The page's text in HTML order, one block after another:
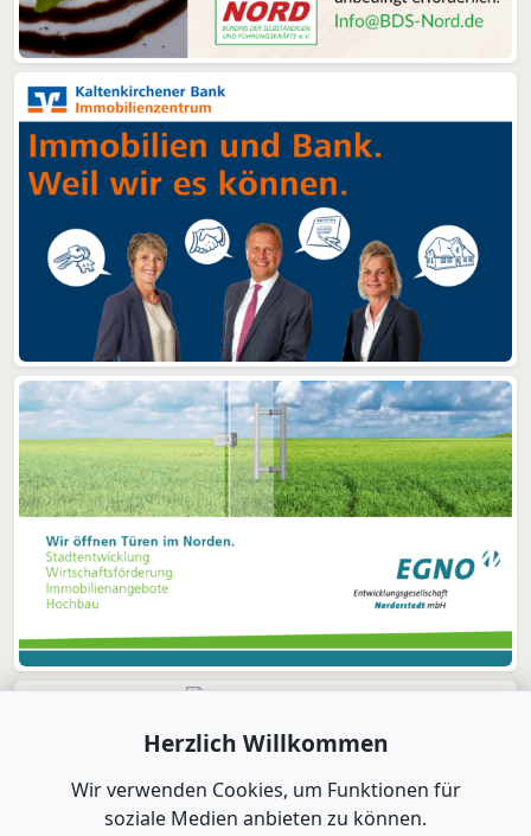
Herzlich Willkommen
Wir verwenden Cookies, um Funktionen für
soziale Medien anbieten zu können.